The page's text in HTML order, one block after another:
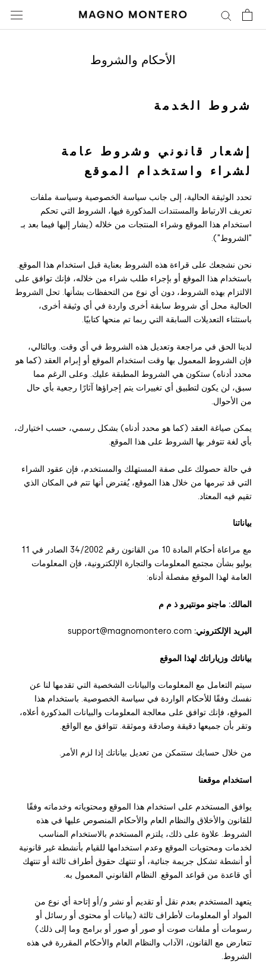
الى
الأحكام والشروط
شروط الخدمة
إشعار قانوني وشروط عامة
لشراء واستخدام الموقع
تحدد الوثيقة الحالية، إلى جانب سياسة الخصوصية وسياسة ملفات
تعريف الارتباط والمستندات المذكورة فيها، الشروط التي تحكم
استخدام هذا الموقع وشراء المنتجات من خلاله (يشار إليها فيما بعد بـ
"الشروط").
نحن نشجعك على قراءة هذه الشروط بعناية قبل استخدام هذا الموقع.
باستخدام هذا الموقع أو بإجراء طلب شراء من خلاله، فإنك توافق على
الالتزام بهذه الشروط، دون أي نوع من التحفظات بشأنها. تحل الشروط
الحالية محل أي شروط سابقة أخرى واردة في أي وثيقة أخرى،
باستثناء التعديلات السابقة التي ربما تم منحها كتابيًا.
لدينا الحق في مراجعة وتعديل هذه الشروط في أي وقت. وبالتالي،
فإن الشروط المعمول بها وقت استخدام الموقع أو إبرام العقد (كما هو
محدد أدناه) ستكون هي الشروط المطبقة عليك. وعلى الرغم مما
سبق، لن يكون لتطبيق أي تغييرات يتم إجراؤها آثارًا رجعية بأي حال
من الأحوال.
يمكن صياغة العقد (كما هو محدد أدناه) بشكل رسمي، حسب اختيارك،
بأي لغة تتوفر بها الشروط على هذا الموقع.
في حالة حصولك على صفة المستهلك والمستخدم، فإن عقود الشراء
التي قد تبرمها من خلال هذا الموقع، يُفترض أنها تتم في المكان الذي
تقيم فيه المعتاد.
بياناتنا
مع مراعاة أحكام المادة 10 من القانون رقم 34/2002 الصادر في 11
يوليو بشأن مجتمع المعلومات والتجارة الإلكترونية، فإن المعلومات
العامة لهذا الموقع مفصلة أدناه:
المالك: ماجنو مونتيرو ذ م م
البريد الإلكتروني: support@magnomontero.com
بياناتك وزياراتك لهذا الموقع
سيتم التعامل مع المعلومات والبيانات الشخصية التي تقدمها لنا عن
نفسك وفقًا للأحكام الواردة في سياسة الخصوصية. باستخدام هذا
الموقع، فإنك توافق على معالجة المعلومات والبيانات المذكورة أعلاه،
وتقر بأن جميعها دقيقة وصادقة وموثقة. تتوافق مع الواقع.
من خلال حسابك ستتمكن من تعديل بياناتك إذا لزم الأمر.
استخدام موقعنا
يوافق المستخدم على استخدام هذا الموقع ومحتوياته وخدماته وفقًا
للقانون والأخلاق والنظام العام والأحكام المنصوص عليها في هذه
الشروط. علاوة على ذلك، يلتزم المستخدم بالاستخدام المناسب
لخدمات ومحتويات الموقع وعدم استخدامها للقيام بأنشطة غير قانونية
أو أنشطة تشكل جريمة جنائية، أو تنتهك حقوق أطراف ثالثة أو تنتهك
أي قاعدة من قواعد الموقع. النظام القانوني المعمول به.
يتعهد المستخدم بعدم نقل أو تقديم أو نشر و/أو إتاحة أي نوع من
المواد أو المعلومات لأطراف ثالثة (بيانات أو محتوى أو رسائل أو
رسومات أو ملفات صوت أو صور أو صور أو برامج وما إلى ذلك)
تتعارض مع القانون، الآداب والنظام العام والأحكام المقررة في هذه
الشروط.